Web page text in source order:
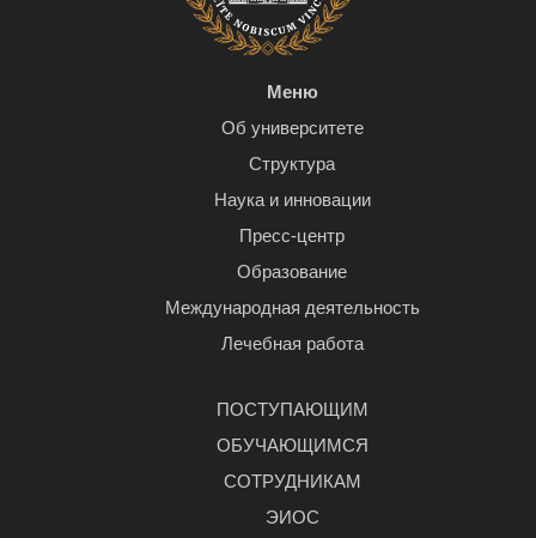
Меню
Об университете
Структура
Наука и инновации
Пресс-центр
Образование
Международная деятельность
Лечебная работа
ПОСТУПАЮЩИМ
ОБУЧАЮЩИМСЯ
СОТРУДНИКАМ
ЭИОС